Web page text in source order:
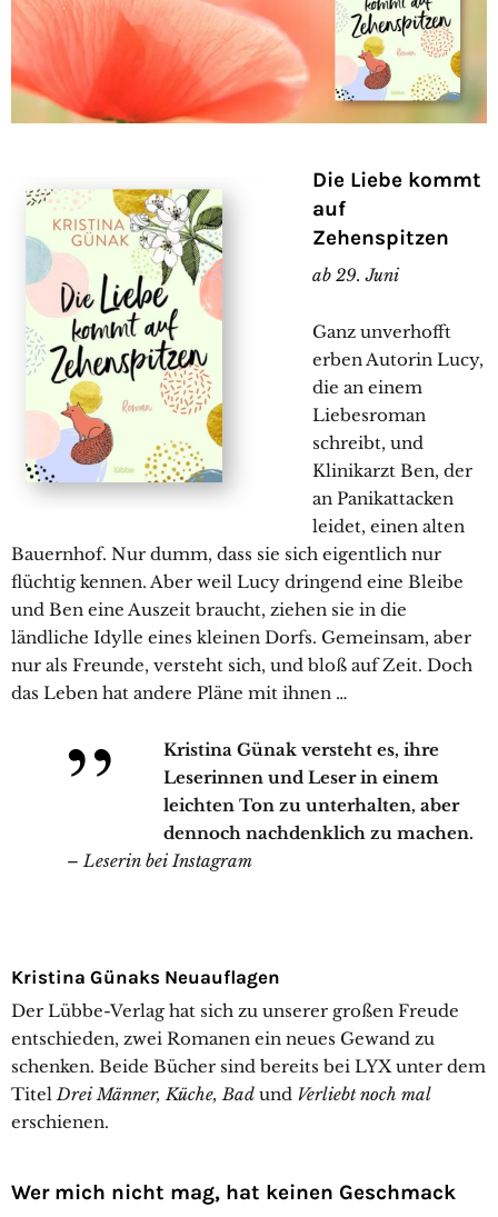
Die Liebe kommt
auf
Zehenspitzen
ab 29. Juni
Ganz unverhofft
erben Autorin Lucy,
die an einem
Liebesroman
schreibt, und
Klinikarzt Ben, der
an Panikattacken
leidet, einen alten
Bauernhof. Nur dumm, dass sie sich eigentlich nur
flüchtig kennen. Aber weil Lucy dringend eine Bleibe
und Ben eine Auszeit braucht, ziehen sie in die
ländliche Idylle eines kleinen Dorfs. Gemeinsam, aber
nur als Freunde, versteht sich, und bloß auf Zeit. Doch
das Leben hat andere Pläne mit ihnen …
Kristina Günak versteht es, ihre
Leserinnen und Leser in einem
leichten Ton zu unterhalten, aber
dennoch nachdenklich zu machen.
– Leserin bei Instagram
Kristina Günaks Neuauflagen
Der Lübbe-Verlag hat sich zu unserer großen Freude
entschieden, zwei Romanen ein neues Gewand zu
schenken. Beide Bücher sind bereits bei LYX unter dem
Titel Drei Männer, Küche, Bad und Verliebt noch mal
erschienen.
Wer mich nicht mag, hat keinen Geschmack